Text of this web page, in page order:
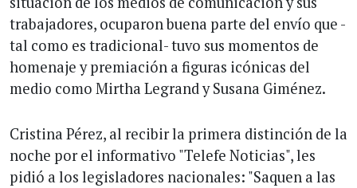
trabajadores, ocuparon buena parte del envío que -
tal como es tradicional- tuvo sus momentos de
homenaje y premiación a figuras icónicas del
medio como Mirtha Legrand y Susana Giménez.
Cristina Pérez, al recibir la primera distinción de la
noche por el informativo "Telefe Noticias", les
pidió a los legisladores nacionales: "Saquen a las